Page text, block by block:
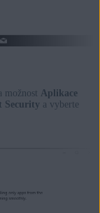
možnost Aplikace
Security a vyberte